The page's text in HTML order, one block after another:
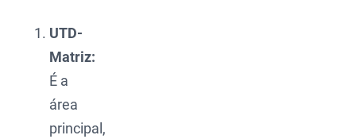
UTD-
Matriz:
É a
área
principal,